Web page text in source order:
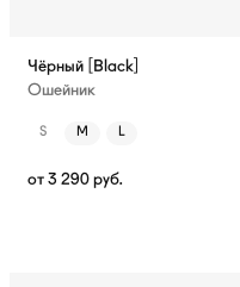
Чёрный [Black]
Ошейник
S M L
от 3 290 руб.